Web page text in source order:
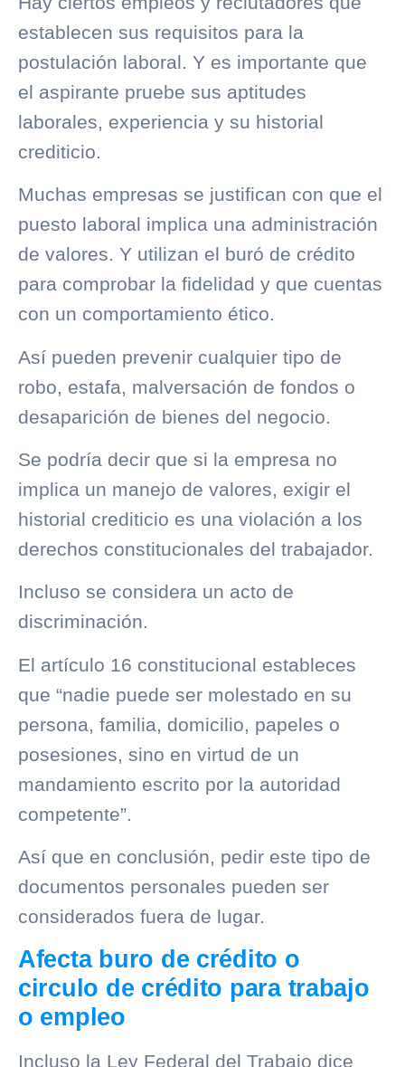
establecen sus requisitos para la
postulación laboral. Y es importante que
el aspirante pruebe sus aptitudes
laborales, experiencia y su historial
crediticio.
Muchas empresas se justifican con que el
puesto laboral implica una administración
de valores. Y utilizan el buró de crédito
para comprobar la fidelidad y que cuentas
con un comportamiento ético.
Así pueden prevenir cualquier tipo de
robo, estafa, malversación de fondos o
desaparición de bienes del negocio.
Se podría decir que si la empresa no
implica un manejo de valores, exigir el
historial crediticio es una violación a los
derechos constitucionales del trabajador.
Incluso se considera un acto de
discriminación.
El artículo 16 constitucional estableces
que “nadie puede ser molestado en su
persona, familia, domicilio, papeles o
posesiones, sino en virtud de un
mandamiento escrito por la autoridad
competente”.
Así que en conclusión, pedir este tipo de
documentos personales pueden ser
considerados fuera de lugar.
Afecta buro de crédito o
circulo de crédito para trabajo
o empleo
Incluso la Ley Federal del Trabajo dice